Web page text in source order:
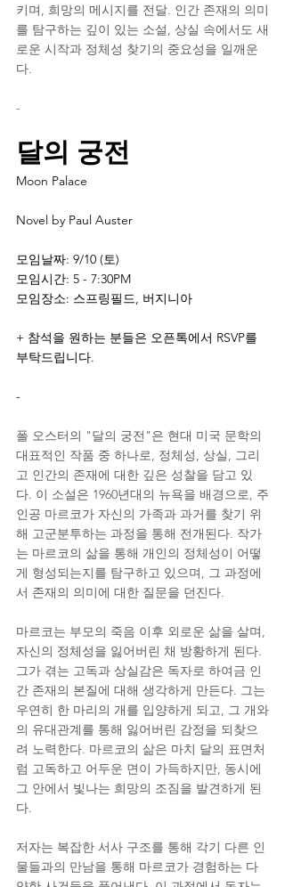
키며, 희망의 메시지를 전달. 인간 존재의 의미
를 탐구하는 깊이 있는 소설, 상실 속에서도 새
로운 시작과 정체성 찾기의 중요성을 일깨운
다.
-
달의 궁전
Moon Palace
Novel by Paul Auster
모임날짜: 9/10 (토)
모임시간: 5 - 7:30PM
모임장소: 스프링필드, 버지니아
+ 참석을 원하는 분들은 오픈톡에서 RSVP를
부탁드립니다.
-
폴 오스터의 "달의 궁전"은 현대 미국 문학의
대표적인 작품 중 하나로, 정체성, 상실, 그리
고 인간의 존재에 대한 깊은 성찰을 담고 있
다. 이 소설은 1960년대의 뉴욕을 배경으로, 주
인공 마르코가 자신의 가족과 과거를 찾기 위
해 고군분투하는 과정을 통해 전개된다. 작가
는 마르코의 삶을 통해 개인의 정체성이 어떻
게 형성되는지를 탐구하고 있으며, 그 과정에
서 존재의 의미에 대한 질문을 던진다.
마르코는 부모의 죽음 이후 외로운 삶을 살며,
자신의 정체성을 잃어버린 채 방황하게 된다.
그가 겪는 고독과 상실감은 독자로 하여금 인
간 존재의 본질에 대해 생각하게 만든다. 그는
우연히 한 마리의 개를 입양하게 되고, 그 개와
의 유대관계를 통해 잃어버린 감정을 되찾으
려 노력한다. 마르코의 삶은 마치 달의 표면처
럼 고독하고 어두운 면이 가득하지만, 동시에
그 안에서 빛나는 희망의 조짐을 발견하게 된
다.
저자는 복잡한 서사 구조를 통해 각기 다른 인
물들과의 만남을 통해 마르코가 경험하는 다